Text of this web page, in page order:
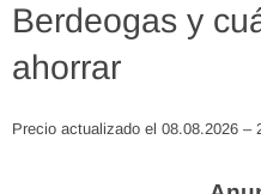
Berdeogas y
ahorrar
Precio actualizado el 08.08.2026 –